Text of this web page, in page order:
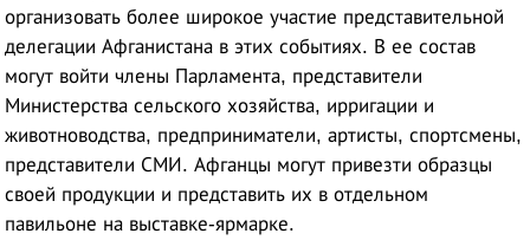
организовать более широкое участие представительной
делегации Афганистана в этих событиях. В ее состав
могут войти члены Парламента, представители
Министерства сельского хозяйства, ирригации и
животноводства, предприниматели, артисты, спортсмены,
представители СМИ. Афганцы могут привезти образцы
своей продукции и представить их в отдельном
павильоне на выставке-ярмарке.